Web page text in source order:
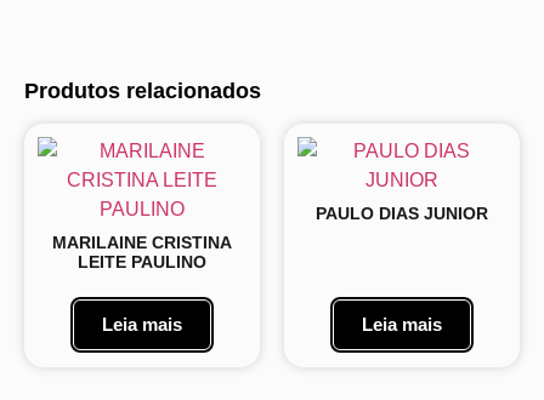
Produtos relacionados
MARILAINE CRISTINA
LEITE PAULINO
Leia mais
PAULO DIAS JUNIOR
Leia mais